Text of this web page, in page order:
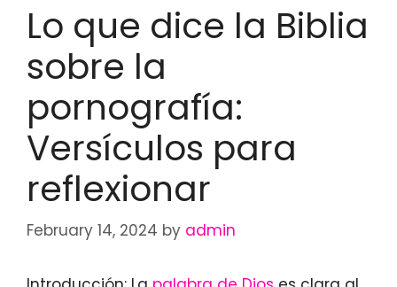
Lo que dice la Biblia
sobre la
pornografía:
Versículos para
reflexionar
February 14, 2024 by admin